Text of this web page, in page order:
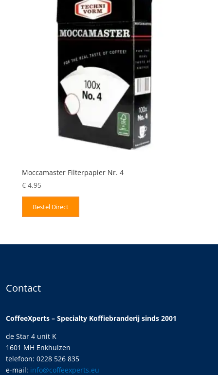
Moccamaster Filterpapier Nr. 4
€4,95
Bestel Direct
Contact
CoffeeXperts – Specialty Koffiebranderij sinds 2001
de Star 4 unit K
1601 MH Enkhuizen
telefoon: 0228 526 835
e-mail: info@coffeexperts.eu